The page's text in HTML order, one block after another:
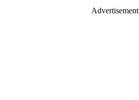
Advertisement